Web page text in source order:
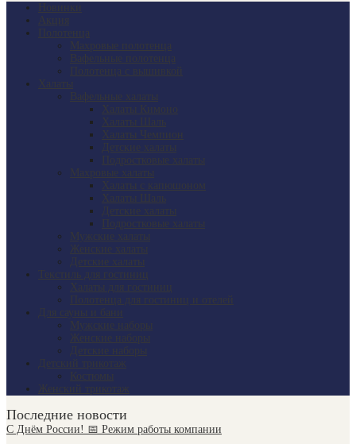
Новинки
Акция
Полотенца
Махровые полотенца
Вафельные полотенца
Полотенца с вышивкой
Халаты
Вафельные халаты
Халаты Кимоно
Халаты Шаль
Халаты Чемпион
Детские халаты
Подростковые халаты
Махровые халаты
Халаты с капюшоном
Халаты Шаль
Детские халаты
Подростковые халаты
Мужские халаты
Женские халаты
Детские халаты
Текстиль для гостиниц
Халаты для гостиниц
Полотенца для гостиниц и отелей
Для сауны и бани
Мужские наборы
Женские наборы
Детские наборы
Детский трикотаж
Костюмы
Женский трикотаж
Последние новости
С Днём России! 📅 Режим работы компании